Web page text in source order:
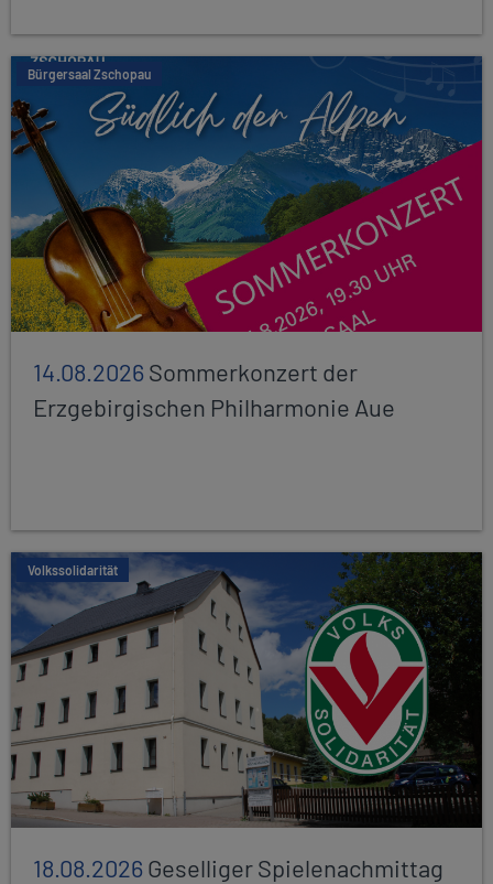
Bürgersaal Zschopau
14.08.2026Sommerkonzert der
Erzgebirgischen Philharmonie Aue
Volkssolidarität
18.08.2026Geselliger Spielenachmittag